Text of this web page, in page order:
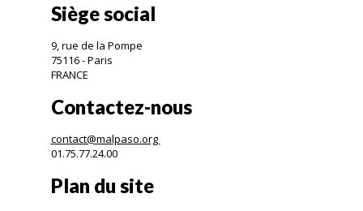
Siège social
9, rue de la Pompe
75116 - Paris
FRANCE
Contactez-nous
contact@malpaso.org
01.75.77.24.00
Plan du site